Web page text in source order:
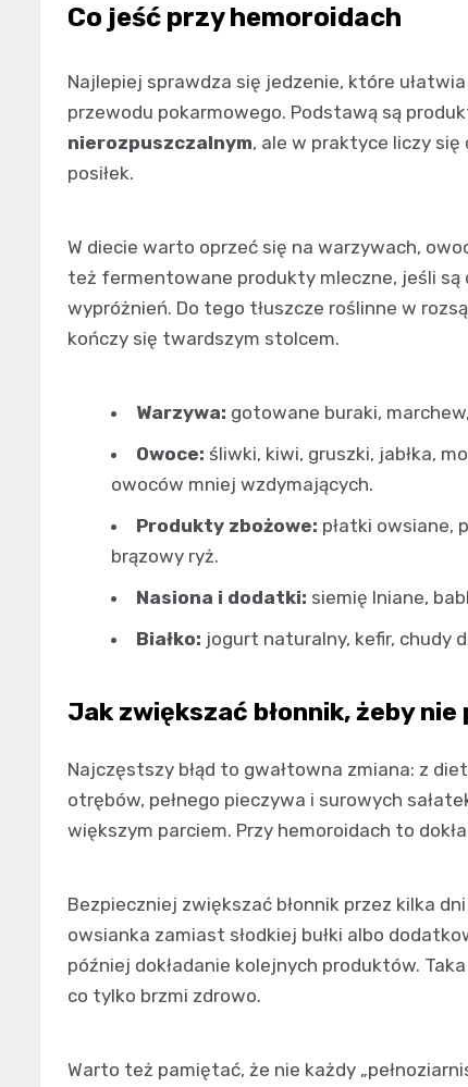
Co jeść przy hemoroidach
Najlepiej sprawdza się jedzenie, które
przewodu pokarmowego. Podstawą są
nierozpuszczalnym, ale w praktyce liczy się
posiłek.
W diecie warto oprzeć się na warzywach,
też fermentowane produkty mleczne, jeśli
wypróżnień. Do tego tłuszcze roślinne w
kończy się twardszym stolcem.
Warzywa: gotowane buraki,
Owoce: śliwki, kiwi, gruszki, jabłka,
owoców mniej wzdymających.
Produkty zbożowe: płatki owsiane,
brązowy ryż.
Nasiona i dodatki: siemię lniane,
Białko: jogurt naturalny, kefir, chudy
Jak zwiększać błonnik, żeby
Najczęstszy błąd to gwałtowna zmiana: z
otrębów, pełnego pieczywa i surowych
większym parciem. Przy hemoroidach to
Bezpieczniej zwiększać błonnik przez kilka
owsianka zamiast słodkiej bułki albo
później dokładanie kolejnych produktów.
co tylko brzmi zdrowo.
Warto też pamiętać, że nie każdy